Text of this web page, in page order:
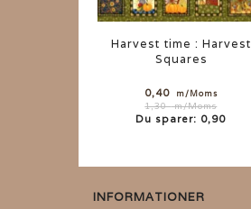
Harvest time : Harvest
Squares
0,40 m/Moms
1,30m/Moms
Du sparer: 0,90
INFORMATIONER